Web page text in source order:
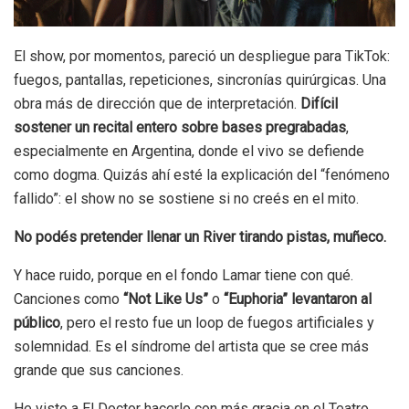
El show, por momentos, pareció un despliegue para TikTok:
fuegos, pantallas, repeticiones, sincronías quirúrgicas. Una
obra más de dirección que de interpretación. Difícil
sostener un recital entero sobre bases pregrabadas,
especialmente en Argentina, donde el vivo se defiende
como dogma. Quizás ahí esté la explicación del “fenómeno
fallido”: el show no se sostiene si no creés en el mito.
No podés pretender llenar un River tirando pistas, muñeco.
Y hace ruido, porque en el fondo Lamar tiene con qué.
Canciones como “Not Like Us” o “Euphoria” levantaron al
público, pero el resto fue un loop de fuegos artificiales y
solemnidad. Es el síndrome del artista que se cree más
grande que sus canciones.